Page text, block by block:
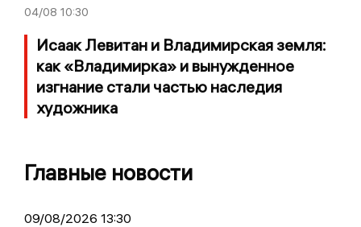
04/08 10:30
Исаак Левитан и Владимирская земля:
как «Владимирка» и вынужденное
изгнание стали частью наследия
художника
Главные новости
09/08/2026 13:30